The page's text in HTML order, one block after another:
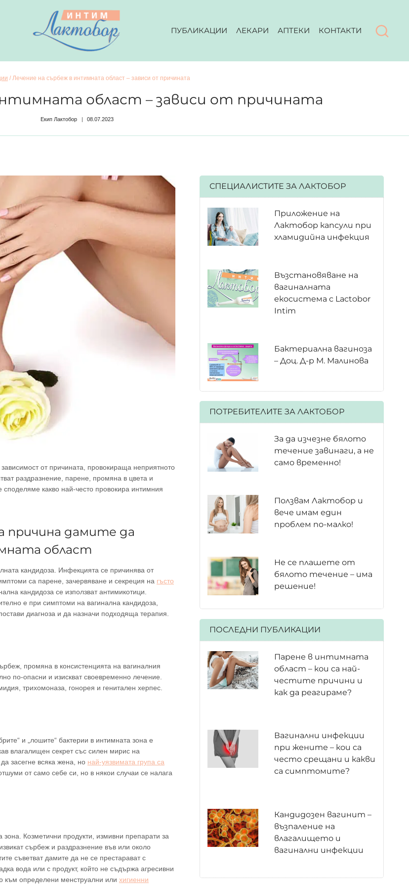
ПУБЛИКАЦИИ ЛЕКАРИ АПТЕКИ КОНТАКТИ
/ Лечение на сърбеж в интимната област – зависи от причината
област – зависи от причината
Екип Лактобор 08.07.2023
от причината, провокираща неприятното
раздразнение, парене, промяна в цвета и
какво най-често провокира интимния
причина дамите да
област
кандидоза. Инфекцията се причинява от
са парене, зачервяване и секреция на гъсто
кандидоза се използват антимикотици.
е при симптоми на вагинална кандидоза,
диагноза и да назначи подходяща терапия.
промяна в консистенцията на вагиналния
по-опасни и изискват своевременно лечение.
трихомоназа, гонорея и генитален херпес.
и „лошите“ бактерии в интимната зона е
влагалищен секрет със силен мирис на
засегне всяка жена, но най-уязвимата група са
от само себе си, но в някои случаи се налага
Козметични продукти, измивни препарати за
сърбеж и раздразнение във или около
съветват дамите да не се престарават с
вода или с продукт, който не съдържа агресивни
към определени менструални или хигиенни
СПЕЦИАЛИСТИТЕ ЗА ЛАКТОБОР
Приложение на
Лактобор капсули при
хламидийна инфекция
Възстановяване на
вагиналната
екосистема с Lactobor
Intim
Бактериална вагиноза
– Доц. Д-р М. Малинова
ПОТРЕБИТЕЛИТЕ ЗА ЛАКТОБОР
За да изчезне бялото
течение завинаги, а не
само временно!
Ползвам Лактобор и
вече имам един
проблем по-малко!
Не се плашете от
бялото течение – има
решение!
ПОСЛЕДНИ ПУБЛИКАЦИИ
Парене в интимната
област – кои са най-
честите причини и
как да реагираме?
Вагинални инфекции
при жените – кои са
често срещани и какви
са симптомите?
Кандидозен вагинит –
възпаление на
влагалището и
вагинални инфекции